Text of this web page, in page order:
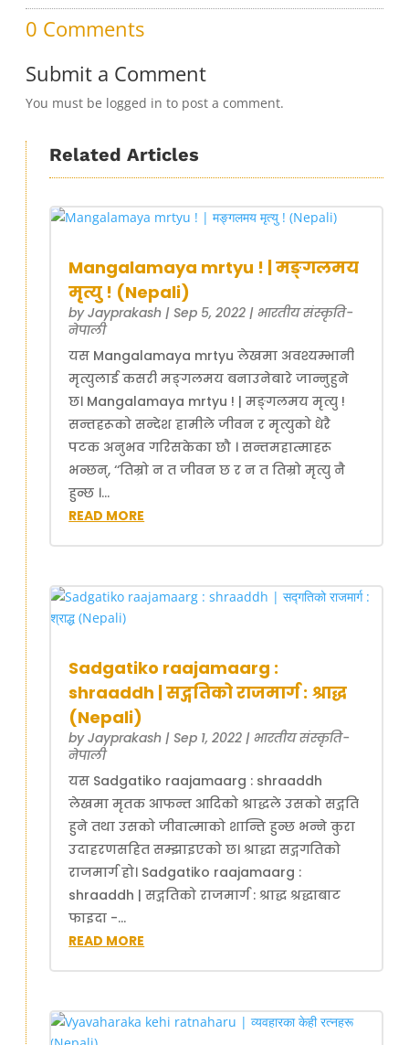
0 Comments
Submit a Comment
You must be logged in to post a comment.
Related Articles
Mangalamaya mrtyu ! | मङ्गलमय
मृत्यु ! (Nepali)
byJayprakash |Sep 5, 2022 |भारतीय संस्कृति-
नेपाली
यस Mangalamaya mrtyu लेखमा अवश्यम्भानी
मृत्युलाई कसरी मङ्गलमय बनाउनेबारे जान्नुहुने
छ। Mangalamaya mrtyu ! | मङ्गलमय मृत्यु !
सन्तहरूको सन्देश हामीले जीवन र मृत्युको धेरै
पटक अनुभव गरिसकेका छौ । सन्तमहात्माहरू
भन्छन्, ‘‘तिम्रो न त जीवन छ र न त तिम्रो मृत्यु नै
हुन्छ ।...
READ MORE
Sadgatiko raajamaarg :
shraaddh | सद्गतिको राजमार्ग : श्राद्ध
(Nepali)
byJayprakash |Sep 1, 2022 |भारतीय संस्कृति-
नेपाली
यस Sadgatiko raajamaarg : shraaddh
लेखमा मृतक आफन्त आदिको श्राद्धले उसको सद्गति
हुने तथा उसको जीवात्माको शान्ति हुन्छ भन्ने कुरा
उदाहरणसहित सम्झाइएको छ। श्राद्धा सद्गगतिको
राजमार्ग हो। Sadgatiko raajamaarg :
shraaddh | सद्गतिको राजमार्ग : श्राद्ध श्रद्धाबाट
फाइदा -...
READ MORE